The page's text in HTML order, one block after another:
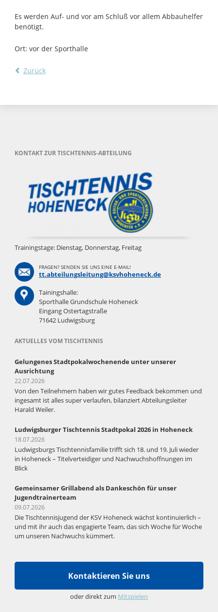
Es werden Auf- und vor am Schluß vor allem Abbauhelfer
benötigt.
Ort: vor der Sporthalle
Zurück
KONTAKT ZUR TISCHTENNIS-ABTEILUNG
Trainingstage: Dienstag, Donnerstag, Freitag
FRAGEN? SENDEN SIE UNS EINE E-MAIL!
tt.abteilungsleitung@ksvhoheneck.de
Tainingshalle:
Sporthalle Grundschule Hoheneck
Eingang Ostertagstraße
71642 Ludwigsburg
AKTUELLES VOM TISCHTENNIS
Gelungenes Stadtpokalwochenende unter unserer
Ausrichtung
22.07.2026
Von den Teilnehmern haben wir gutes Feedback bekommen und
ingesamt ist alles super verlaufen, bilanziert Abteilungsleiter
Harald Weiler.
Ludwigsburger Tischtennis Stadtpokal 2026 in Hoheneck
18.07.2026
Ludwigsburgs Tischtennisfamilie trifft sich 18. und 19. Juli wieder
in Hoheneck – Titelverteidiger und Nachwuchshoffnungen im
Blick
Gemeinsamer Grillabend als Dankeschön für unser
Jugendtrainerteam
09.07.2026
Die Tischtennisjugend der KSV Hoheneck wächst kontinuierlich –
und mit ihr auch das engagierte Team, das sich Woche für Woche
um unseren Nachwuchs kümmert.
Kontaktieren Sie uns
oder direkt zum Mitspielen